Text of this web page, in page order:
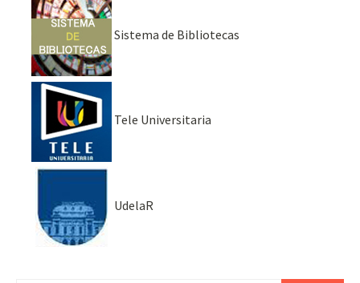
Sistema de Bibliotecas
Tele Universitaria
UdelaR